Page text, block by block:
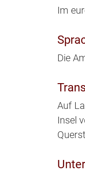
Im
Die
Auf
Insel